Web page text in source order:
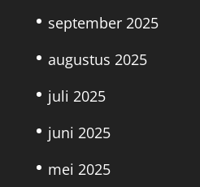
september 2025
augustus 2025
juli 2025
juni 2025
mei 2025